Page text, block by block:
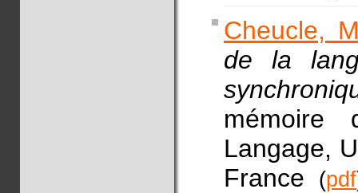
Cheucle,
de la
mémoire
Langage,
France
(pdf